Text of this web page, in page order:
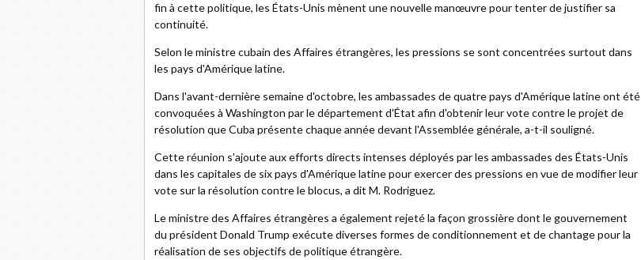
fin à cette politique, les États-Unis mènent une nouvelle manœuvre pour tenter de justifier sa
continuité.
Selon le ministre cubain des Affaires étrangères, les pressions se sont concentrées surtout dans
les pays d'Amérique latine.
Dans l'avant-dernière semaine d'octobre, les ambassades de quatre pays d'Amérique latine ont été
convoquées à Washington par le département d'État afin d'obtenir leur vote contre le projet de
résolution que Cuba présente chaque année devant l'Assemblée générale, a-t-il souligné.
Cette réunion s'ajoute aux efforts directs intenses déployés par les ambassades des États-Unis
dans les capitales de six pays d'Amérique latine pour exercer des pressions en vue de modifier leur
vote sur la résolution contre le blocus, a dit M. Rodriguez.
Le ministre des Affaires étrangères a également rejeté la façon grossière dont le gouvernement
du président Donald Trump exécute diverses formes de conditionnement et de chantage pour la
réalisation de ses objectifs de politique étrangère.